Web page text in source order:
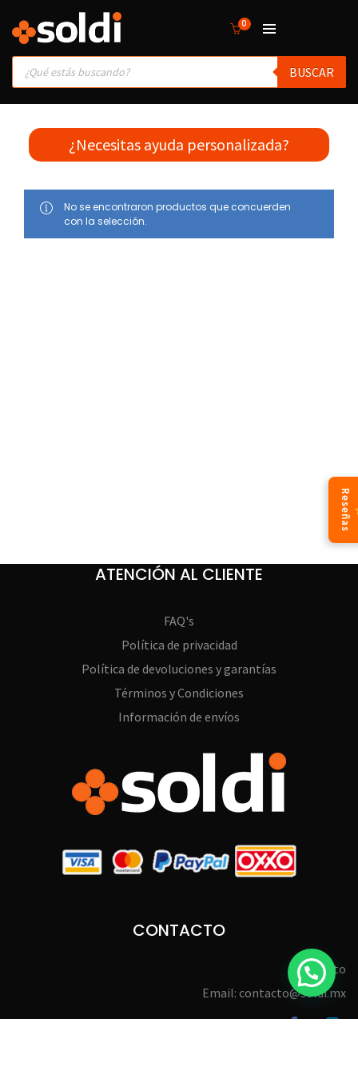
0
Products
search
BUSCAR
¿Necesitas ayuda personalizada?
No se encontraron productos que concuerden
con la selección.
ATENCIÓN AL CLIENTE
FAQ's
Política de privacidad
Política de devoluciones y garantías
Términos y Condiciones
Información de envíos
CONTACTO
Contacto
Email: contacto@soldi.mx
Reseñas